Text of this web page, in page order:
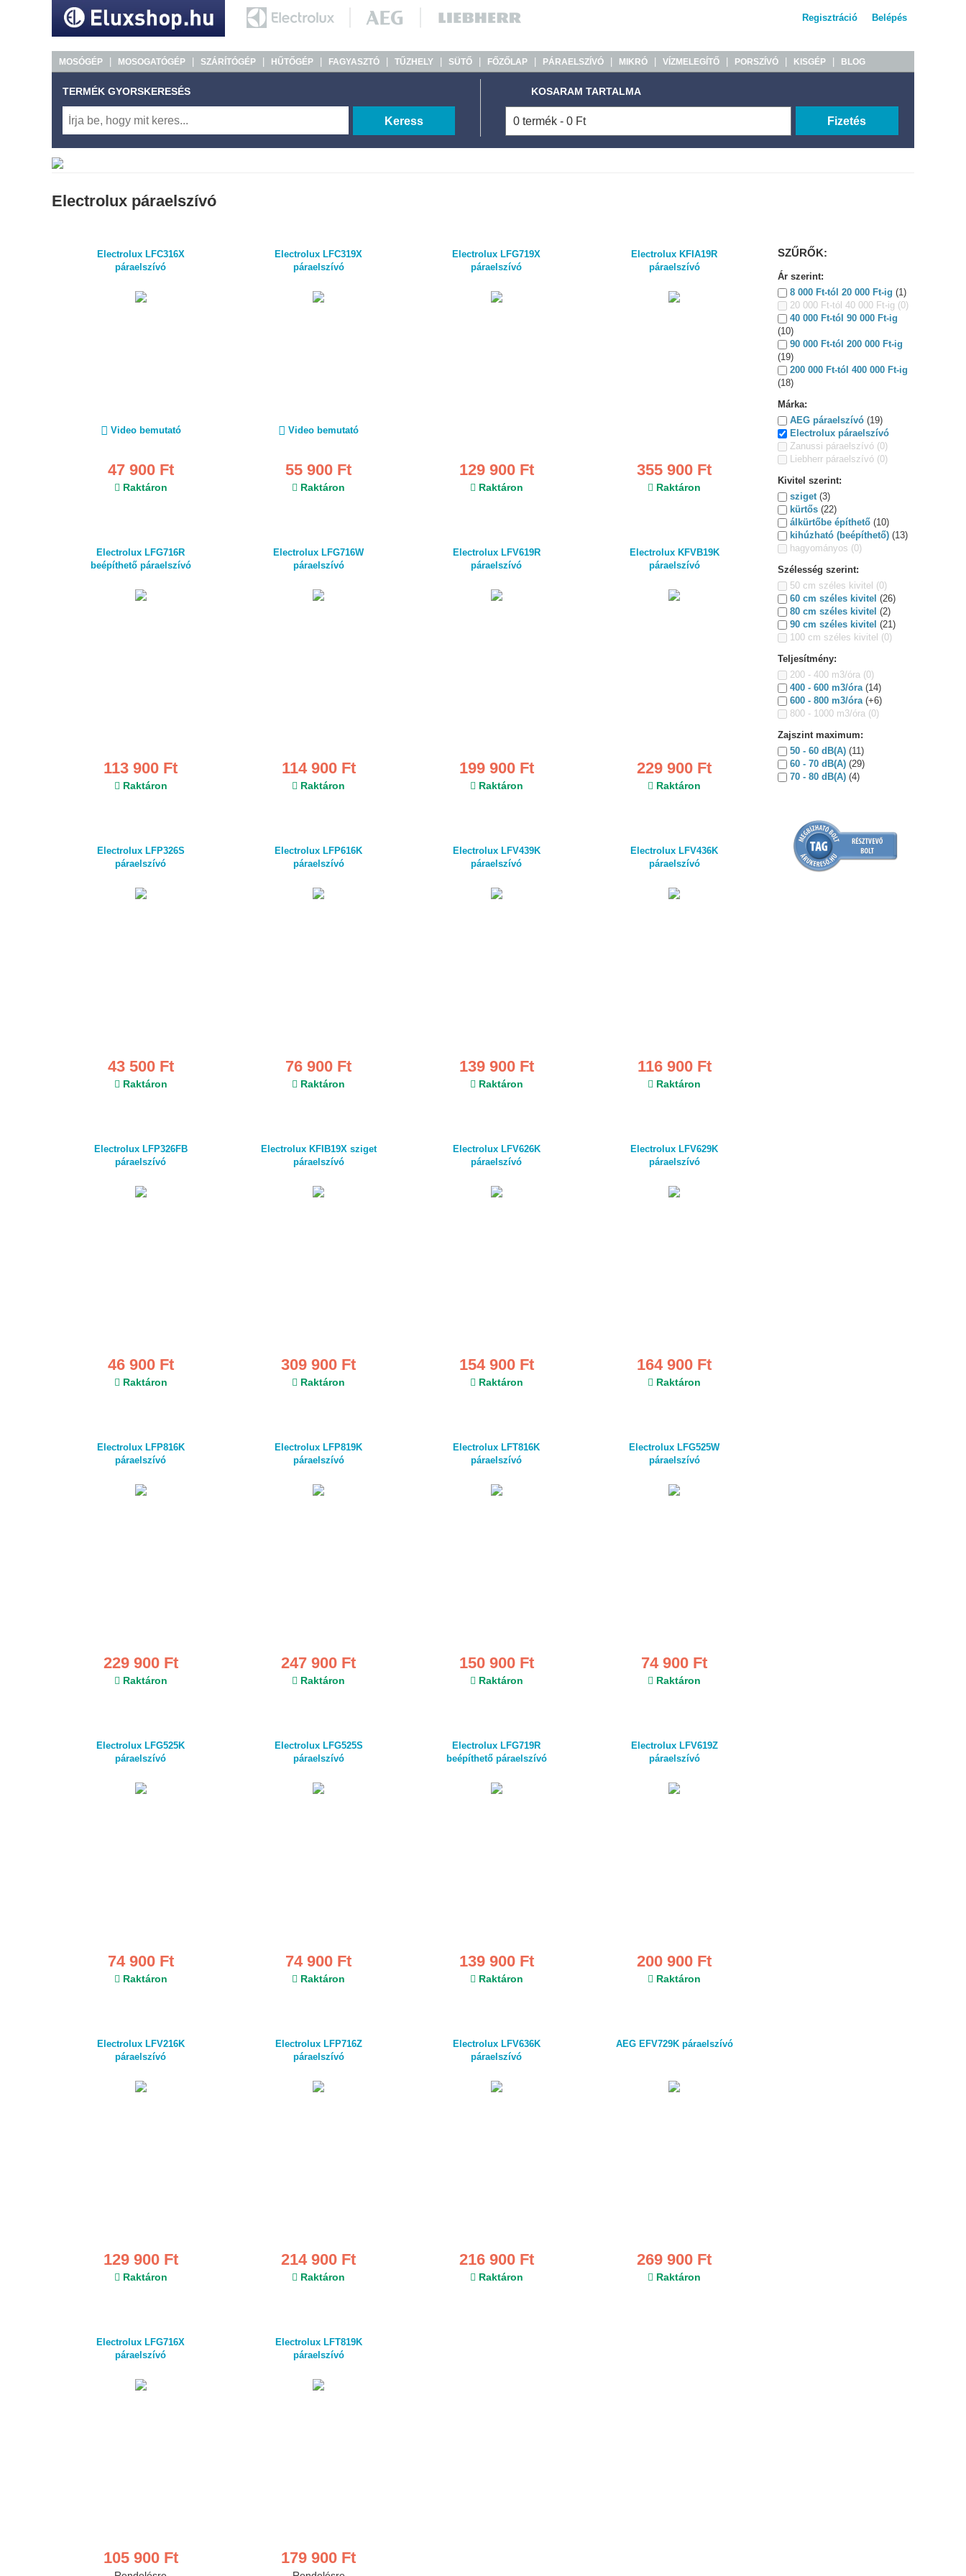
Regisztráció Belépés
MOSÓGÉP MOSOGATÓGÉP SZÁRÍTÓGÉP HŰTŐGÉP FAGYASZTÓ TŰZHELY SÜTŐ FŐZŐLAP PÁRAELSZÍVÓ MIKRÓ VÍZMELEGÍTŐ PORSZÍVÓ KISGÉP BLOG
TERMÉK GYORSKERESÉS
Keress
KOSARAM TARTALMA
0 termék - 0 Ft Fizetés
Electrolux páraelszívó
Electrolux LFC316X
páraelszívó
Video bemutató
47 900 Ft
Raktáron
Electrolux LFC319X
páraelszívó
Video bemutató
55 900 Ft
Raktáron
Electrolux LFG719X
páraelszívó
129 900 Ft
Raktáron
Electrolux KFIA19R
páraelszívó
355 900 Ft
Raktáron
Electrolux LFG716R
beépíthető páraelszívó
113 900 Ft
Raktáron
Electrolux LFG716W
páraelszívó
114 900 Ft
Raktáron
Electrolux LFV619R
páraelszívó
199 900 Ft
Raktáron
Electrolux KFVB19K
páraelszívó
229 900 Ft
Raktáron
Electrolux LFP326S
páraelszívó
43 500 Ft
Raktáron
Electrolux LFP616K
páraelszívó
76 900 Ft
Raktáron
Electrolux LFV439K
páraelszívó
139 900 Ft
Raktáron
Electrolux LFV436K
páraelszívó
116 900 Ft
Raktáron
Electrolux LFP326FB
páraelszívó
46 900 Ft
Raktáron
Electrolux KFIB19X sziget
páraelszívó
309 900 Ft
Raktáron
Electrolux LFV626K
páraelszívó
154 900 Ft
Raktáron
Electrolux LFV629K
páraelszívó
164 900 Ft
Raktáron
Electrolux LFP816K
páraelszívó
229 900 Ft
Raktáron
Electrolux LFP819K
páraelszívó
247 900 Ft
Raktáron
Electrolux LFT816K
páraelszívó
150 900 Ft
Raktáron
Electrolux LFG525W
páraelszívó
74 900 Ft
Raktáron
Electrolux LFG525K
páraelszívó
74 900 Ft
Raktáron
Electrolux LFG525S
páraelszívó
74 900 Ft
Raktáron
Electrolux LFG719R
beépíthető páraelszívó
139 900 Ft
Raktáron
Electrolux LFV619Z
páraelszívó
200 900 Ft
Raktáron
Electrolux LFV216K
páraelszívó
129 900 Ft
Raktáron
Electrolux LFP716Z
páraelszívó
214 900 Ft
Raktáron
Electrolux LFV636K
páraelszívó
216 900 Ft
Raktáron
AEG EFV729K páraelszívó
269 900 Ft
Raktáron
Electrolux LFG716X
páraelszívó
105 900 Ft
Electrolux LFT819K
páraelszívó
179 900 Ft
SZŰRŐK:
Ár szerint:
8 000 Ft-tól 20 000 Ft-ig (1)
20 000 Ft-tól 40 000 Ft-ig (0)
40 000 Ft-tól 90 000 Ft-ig
(10)
90 000 Ft-tól 200 000 Ft-ig
(19)
200 000 Ft-tól 400 000 Ft-ig
(18)
Márka:
AEG páraelszívó (19)
Electrolux páraelszívó
Zanussi páraelszívó (0)
Liebherr páraelszívó (0)
Kivitel szerint:
sziget (3)
kürtős (22)
álkürtőbe építhető (10)
kihúzható (beépíthető) (13)
hagyományos (0)
Szélesség szerint:
50 cm széles kivitel (0)
60 cm széles kivitel (26)
80 cm széles kivitel (2)
90 cm széles kivitel (21)
100 cm széles kivitel (0)
Teljesítmény:
200 - 400 m3/óra (0)
400 - 600 m3/óra (14)
600 - 800 m3/óra (+6)
800 - 1000 m3/óra (0)
Zajszint maximum:
50 - 60 dB(A) (11)
60 - 70 dB(A) (29)
70 - 80 dB(A) (4)